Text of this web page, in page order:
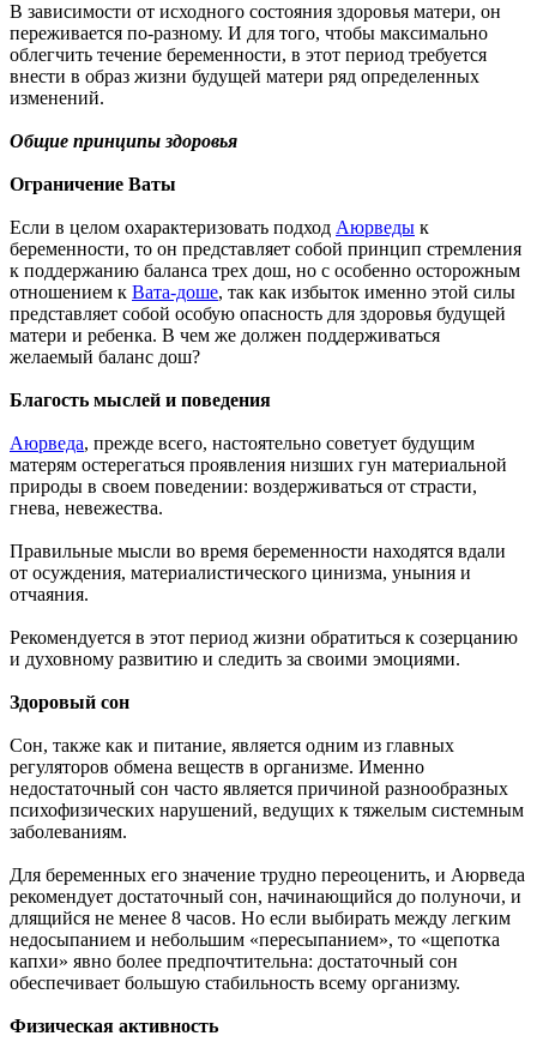
В зависимости от исходного состояния здоровья матери, он
переживается по-разному. И для того, чтобы максимально
облегчить течение беременности, в этот период требуется
внести в образ жизни будущей матери ряд определенных
изменений.
Общие принципы здоровья
Ограничение Ваты
Если в целом охарактеризовать подход Аюрведы к
беременности, то он представляет собой принцип стремления
к поддержанию баланса трех дош, но с особенно осторожным
отношением к Вата-доше, так как избыток именно этой силы
представляет собой особую опасность для здоровья будущей
матери и ребенка. В чем же должен поддерживаться
желаемый баланс дош?
Благость мыслей и поведения
Аюрведа, прежде всего, настоятельно советует будущим
матерям остерегаться проявления низших гун материальной
природы в своем поведении: воздерживаться от страсти,
гнева, невежества.
Правильные мысли во время беременности находятся вдали
от осуждения, материалистического цинизма, уныния и
отчаяния.
Рекомендуется в этот период жизни обратиться к созерцанию
и духовному развитию и следить за своими эмоциями.
Здоровый сон
Сон, также как и питание, является одним из главных
регуляторов обмена веществ в организме. Именно
недостаточный сон часто является причиной разнообразных
психофизических нарушений, ведущих к тяжелым системным
заболеваниям.
Для беременных его значение трудно переоценить, и Аюрведа
рекомендует достаточный сон, начинающийся до полуночи, и
длящийся не менее 8 часов. Но если выбирать между легким
недосыпанием и небольшим «пересыпанием», то «щепотка
капхи» явно более предпочтительна: достаточный сон
обеспечивает большую стабильность всему организму.
Физическая активность